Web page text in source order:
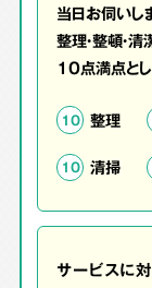
当日お伺いし
整理・整頓・
10点満点と
10 整理
10 清掃
サービスに